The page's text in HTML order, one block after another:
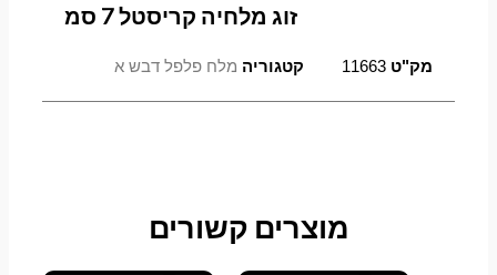
זוג מלחיה קריסטל 7 סמ
מק"ט11663 קטגוריה מלח פלפל דבש א
מוצרים קשורים